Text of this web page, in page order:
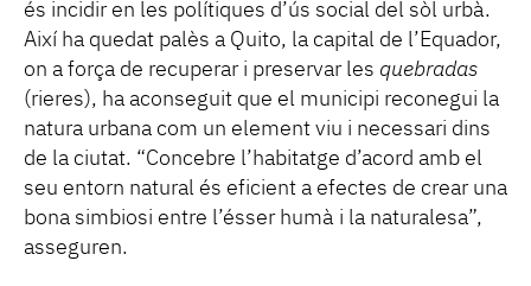
és incidir en les polítiques d’ús social del sòl urbà.
Així ha quedat palès a Quito, la capital de l’Equador,
on a força de recuperar i preservar les quebradas
(rieres), ha aconseguit que el municipi reconegui la
natura urbana com un element viu i necessari dins
de la ciutat. “Concebre l’habitatge d’acord amb el
seu entorn natural és eficient a efectes de crear una
bona simbiosi entre l’ésser humà i la naturalesa”,
asseguren.